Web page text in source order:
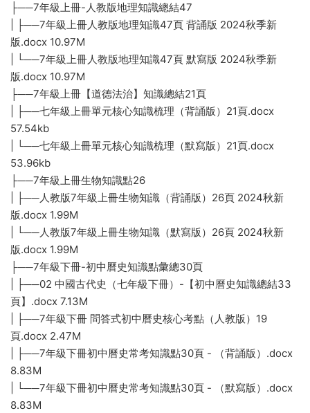
├──7年級上冊-人教版地理知識總結47
| ├──7年級上冊人教版地理知識47頁 背誦版 2024秋季新
版.docx 10.97M
| └──7年級上冊人教版地理知識47頁 默寫版 2024秋季新
版.docx 10.97M
├──7年級上冊【道德法治】知識總結21頁
| ├──七年級上冊單元核心知識梳理（背誦版）21頁.docx
57.54kb
| └──七年級上冊單元核心知識梳理（默寫版）21頁.docx
53.96kb
├──7年級上冊生物知識點26
| ├──人教版7年級上冊生物知識（背誦版）26頁 2024秋新
版.docx 1.99M
| └──人教版7年級上冊生物知識（默寫版）26頁 2024秋新
版.docx 1.99M
├──7年級下冊-初中曆史知識點彙總30頁
| ├──02 中國古代史（七年級下冊）-【初中曆史知識總結33
頁】.docx 7.13M
| ├──7年級下冊 問答式初中曆史核心考點（人教版）19
頁.docx 2.47M
| ├──7年級下冊初中曆史常考知識點30頁 - （背誦版）.docx
8.83M
| └──7年級下冊初中曆史常考知識點30頁 - （默寫版）.docx
8.83M